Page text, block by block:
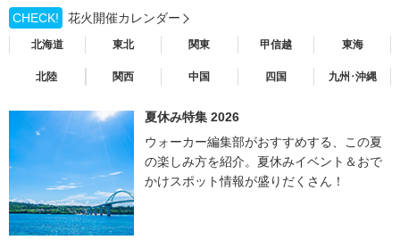
CHECK!
花火開催カレンダー
北海道 東北 関東 甲信越 東海
北陸 関西 中国 四国 九州･沖縄
夏休み特集 2026
ウォーカー編集部がおすすめする、この夏
の楽しみ方を紹介。夏休みイベント＆おで
かけスポット情報が盛りだくさん！